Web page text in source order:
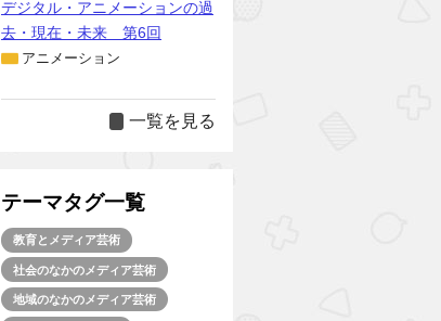
デジタル・アニメーションの過
去・現在・未来 第6回
アニメーション
一覧を見る
テーマタグ一覧
教育とメディア芸術
社会のなかのメディア芸術
地域のなかのメディア芸術